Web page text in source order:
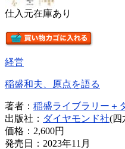
仕入元在庫あり
経営
稲盛和夫、原点を語る
著者： 稲盛ライブラリー＋
出版社： ダイヤモンド社(四
価格： 2,600円
発売日：2023年11月